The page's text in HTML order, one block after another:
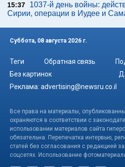
15:37
1037-й день войны:
Сирии, операции в Иудее и
Суббота, 08 августа 2026 г.
Теги Обратная связь
Без картинок
Реклама: advertising@newsru.co.il
Все права на материалы,
охраняются в соответствии с
использовании материалов сайта
обязательна. Перепечатка интервью,
статей без согласования с редакцией
соцсетях. Использование